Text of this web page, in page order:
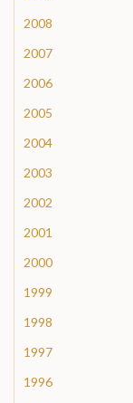
2008
2007
2006
2005
2004
2003
2002
2001
2000
1999
1998
1997
1996